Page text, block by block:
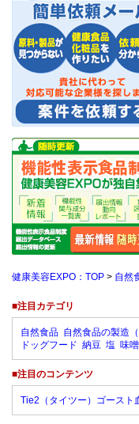
健康美容EXPO：TOP > 自然
■注目カテゴリ
自然食品 自然食品の製造（
ドッグフード 納豆 塩 味噌
■注目のコンテンツ
Tie2（タイツー）ゴースト